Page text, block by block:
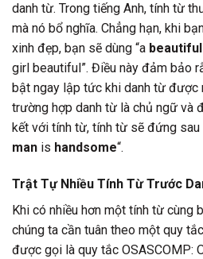
danh từ. Trong tiếng Anh, tính từ
mà nó bổ nghĩa. Chẳng hạn, khi
xinh đẹp, bạn sẽ dùng “a beautiful
girl beautiful”. Điều này đảm bảo
bật ngay lập tức khi danh từ được
trường hợp danh từ là chủ ngữ và
kết với tính từ, tính từ sẽ đứng sau
man is handsome“.
Trật Tự Nhiều Tính Từ Trước
Khi có nhiều hơn một tính từ cùng
chúng ta cần tuân theo một quy
được gọi là quy tắc OSASCOMP: